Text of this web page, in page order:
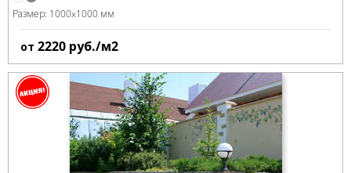
Размер: 1000x1000 мм
от 2220 руб./м2